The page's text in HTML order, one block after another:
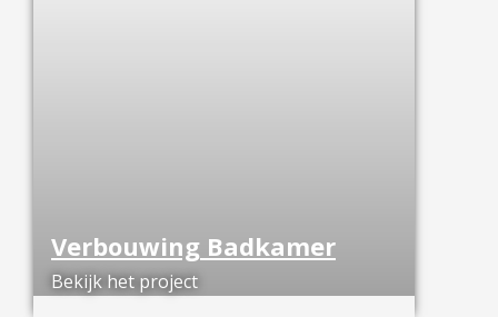
Verbouwing Badkamer
Bekijk het project